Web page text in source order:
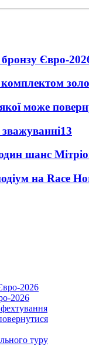
Євро-
може
13
шанс
на Race
2026
туру